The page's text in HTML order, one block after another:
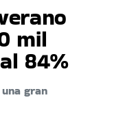
mil
84%
gran